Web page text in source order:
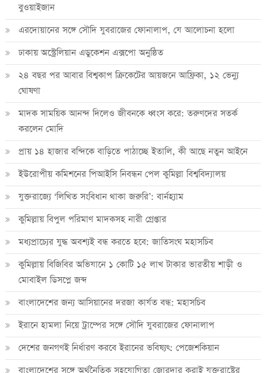
বুওয়াইজান
এরদোয়ানের সঙ্গে সৌদি যুবরাজের ফোনালাপ, যে আলোচনা হলো
ঢাকায় অস্ট্রেলিয়ান এডুকেশন এক্সপো অনুষ্ঠিত
২৪ বছর পর আবার বিশ্বকাপ ক্রিকে‌টের আয়জনে আফ্রিকা, ১২ ভেন্যু
ঘোষণা
মাদক সাময়িক আনন্দ দিলেও জীবনকে ধ্বংস করে: তরুণদের সতর্ক
করলেন মোদি
প্রায় ১৪ হাজার বন্দিকে বাড়িতে পাঠাচ্ছে ইতালি, কী আছে নতুন আইনে
ইউরোপীয় কমিশনের পিআইসি নিবন্ধন পেল কুমিল্লা বিশ্ববিদ্যালয়
যুক্তরাজ্যে ‘লিখিত সংবিধান থাকা জরুরি’: বার্নহ্যাম
কুমিল্লায় বিপুল পরিমাণ মাদকসহ নারী গ্রেপ্তার
মধ্যপ্রাচ্যের যুদ্ধ অবশ্যই বন্ধ করতে হবে: জাতিসংঘ মহাসচিব
কুমিল্লায় বিজিবির অভিযানে ১ কোটি ১৫ লাখ টাকার ভারতীয় শাড়ী ও
মোবাইল ডিসপ্লে জব্দ
বাংলাদেশের জন্য আসিয়ানের দরজা কার্যত বন্ধ: মহাসচিব
ইরানে হামলা নিয়ে ট্রাম্পের সঙ্গে সৌদি যুবরাজের ফোনালাপ
দেশের জনগণই নির্ধারণ করবে ইরানের ভবিষ্যৎ: পেজেশকিয়ান
বাংলাদেশের সঙ্গে অর্থনৈতিক সহযোগিতা জোরদার করাই যুক্তরাষ্ট্রের